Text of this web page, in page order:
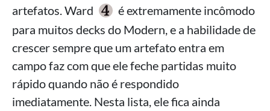
artefatos. Ward
é extremamente incômodo
para muitos decks do Modern, e a habilidade de
crescer sempre que um artefato entra em
campo faz com que ele feche partidas muito
rápido quando não é respondido
imediatamente. Nesta lista, ele fica ainda